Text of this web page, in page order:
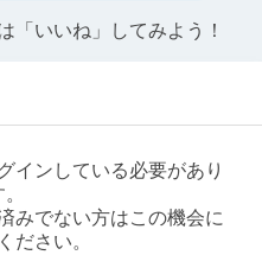
「いいね」してみよう！
インしている必要があり
みでない方はこの機会に
ださい。